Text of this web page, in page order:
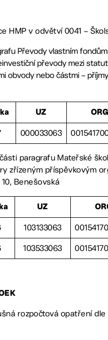
HMP v odvětví 0041 –
Převody vlastním
převody mezi
obvody nebo částmi – příjmy
UZ
000033063
paragrafu Mateřské
zřízeným příspěvkovým
10, Benešovská
UZ
103133063
103533063
rozpočtová opatření